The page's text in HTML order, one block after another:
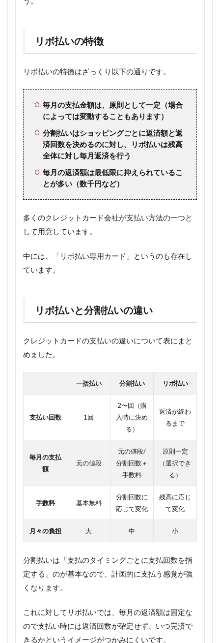
リボ払いの特徴
リボ払いの特徴はざっくり以下の通りです。
毎月の支払金額は、原則として一定（場合
によっては変動することもあります）
分割払いはショッピングごとに返済額と返
済回数を決めるのに対し、リボ払いは残高
全体に対し毎月返済を行う
毎月の返済額は最低限に抑えられているこ
とが多い（数千円など）
多くのクレジットカード会社が支払い方法の一つと
して用意しています。
中には、「リボ払い専用カード」というのも存在し
ています。
リボ払いと分割払いの違い
クレジットカードの支払いの違いについて表にまと
めました。
一括払い 分割払い リボ払い
支払い回数 1回
2〜回（購
入時に決め
る）
返済が終わ
るまで
毎月の支払
額
元の値段
元の値段/
分割回数＋
手数料
原則一定
（選択でき
る）
手数料 基本無料
分割回数に
応じて変化
残高に応じ
て変化
月々の負担 大 中 小
分割払いは「支払のタイミングごとに支払回数を指
定する」のが基本なので、計画的に支払う感覚が強
くなります。
これに対してリボ払いでは、毎月の返済額は固定な
ので支払い時には返済回数が確定せず、 いつ完済で
きるかというイメージがつかみにくいです。